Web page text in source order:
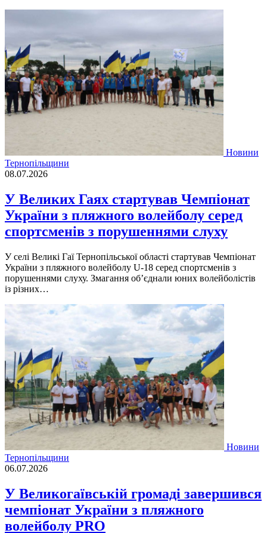
Новини
Тернопільщини
08.07.2026
У Великих Гаях стартував Чемпіонат
України з пляжного волейболу серед
спортсменів з порушеннями слуху
У селі Великі Гаї Тернопільської області стартував Чемпіонат
України з пляжного волейболу U-18 серед спортсменів з
порушеннями слуху. Змагання об’єднали юних волейболістів
із різних…
Новини
Тернопільщини
06.07.2026
У Великогаївській громаді завершився
чемпіонат України з пляжного
волейболу PRO